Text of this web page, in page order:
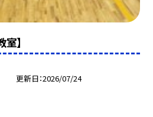
】
更新日 2026/07/24